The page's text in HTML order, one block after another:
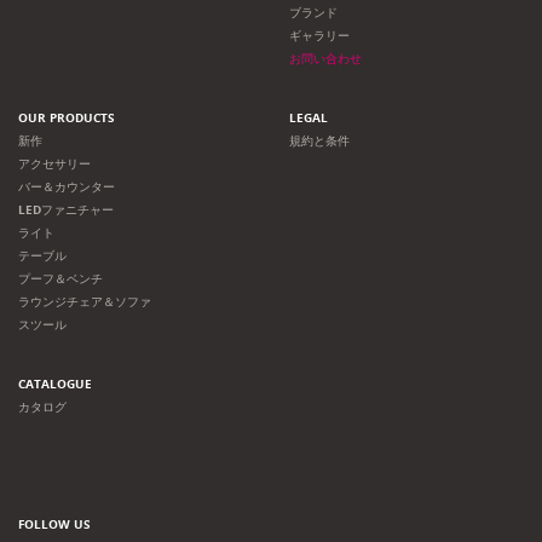
ブランド
ギャラリー
お問い合わせ
OUR PRODUCTS
新作
アクセサリー
バー＆カウンター
LEDファニチャー
ライト
テーブル
プーフ＆ベンチ
ラウンジチェア＆ソファ
スツール
LEGAL
規約と条件
CATALOGUE
カタログ
FOLLOW US